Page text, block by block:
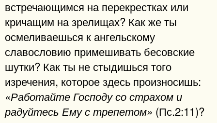
встречающимся на перекрестках или
кричащим на зрелищах? Как же ты
осмеливаешься к ангельскому
славословию примешивать бесовские
шутки? Как ты не стыдишься того
изречения, которое здесь произносишь:
«Работайте Господу со страхом и
радуйтесь Ему с трепетом» (Пс.2:11)?